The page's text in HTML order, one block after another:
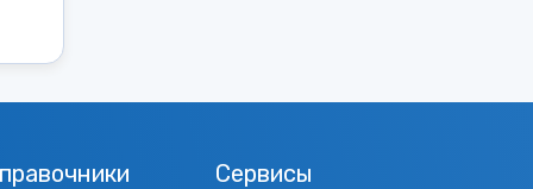
Сервисы